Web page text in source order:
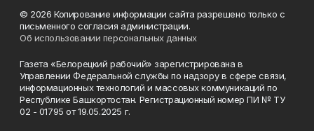
© 2026 Копирование информации сайта разрешено только с
письменного согласия администрации.
Об использовании персональных данных
Газета «Белорецкий рабочий» зарегистрирована в
Управлении Федеральной службы по надзору в сфере связи,
информационных технологий и массовых коммуникаций по
Республике Башкортостан. Регистрационный номер ПИ № ТУ
02 - 01795 от 19.05.2025 г.